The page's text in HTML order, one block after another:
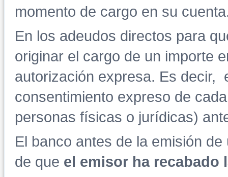
momento de cargo en su
En los adeudos directos para
originar el cargo de un importe
autorización expresa. Es decir,
consentimiento expreso de
personas físicas o jurídicas)
El banco antes de la emisión
de que el emisor ha recabado